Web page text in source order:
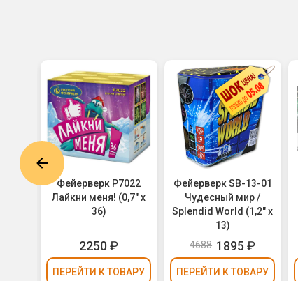
20-
Фейерверк Р7022
Лайкни меня! (0,7" х
36)
2250₽
ПЕРЕЙТИ К ТОВАРУ
Фейерверк SB-13-01
Чудесный мир /
Splendid World (1,2" х
13)
4688 1895 ₽
ПЕРЕЙТИ К ТОВАРУ